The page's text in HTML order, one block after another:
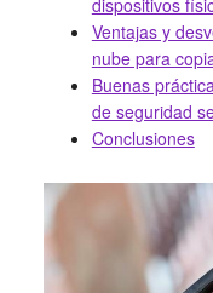
dispositivos
Ventajas y
nube para
Buenas
de seguridad
Conclusiones